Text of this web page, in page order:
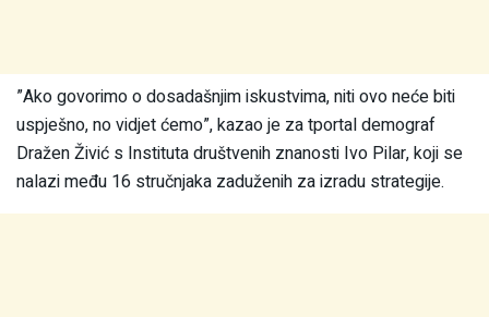
”Ako govorimo o dosadašnjim iskustvima, niti ovo neće biti
uspješno, no vidjet ćemo”, kazao je za tportal demograf
Dražen Živić s Instituta društvenih znanosti Ivo Pilar, koji se
nalazi među 16 stručnjaka zaduženih za izradu strategije.